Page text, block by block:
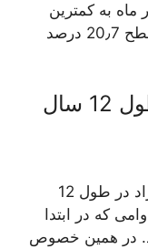
ماه به کمترین
حد خود در دوماه اخیر رسیده و در سطح 20٫7 درصد
نرخ سود موثر به این معناست که افراد در طول 12
که در ابتدا
در همین خصوص